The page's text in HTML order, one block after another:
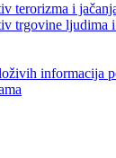
terorizma i
trgovine ljudima
informacija